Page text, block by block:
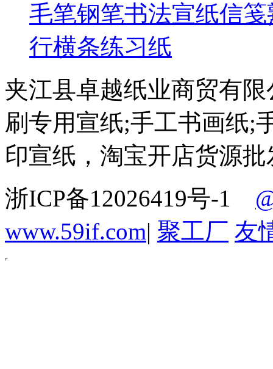
毛笔钢笔书法宣纸信
行横条练习纸
夹江县卓越纸业商贸有
刷专用宣纸;手工书画纸;
印宣纸，淘宝开店货源
浙ICP备12026419号-1
www.59if.com| 聚工厂 友